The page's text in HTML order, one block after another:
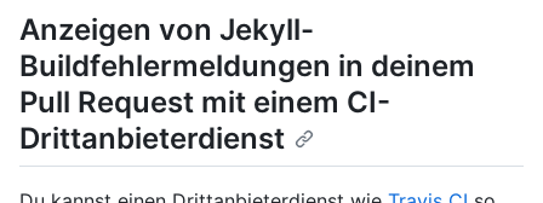
Anzeigen von Jekyll-
Buildfehlermeldungen in deinem
Pull Request mit einem CI-
Drittanbieterdienst